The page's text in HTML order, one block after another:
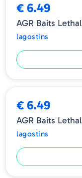
€ 6.49
AGR Baits
lagostins
€ 6.49
AGR Baits
lagostins